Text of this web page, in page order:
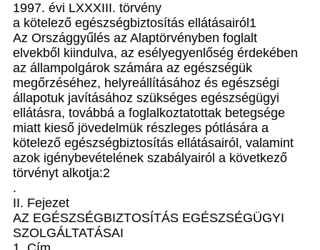
1997. évi LXXXIII. törvény
a kötelező egészségbiztosítás ellátásairól1
Az Országgyűlés az Alaptörvényben foglalt
elvekből kiindulva, az esélyegyenlőség érdekében
az állampolgárok számára az egészségük
megőrzéséhez, helyreállításához és egészségi
állapotuk javításához szükséges egészségügyi
ellátásra, továbbá a foglalkoztatottak betegsége
miatt kieső jövedelmük részleges pótlására a
kötelező egészségbiztosítás ellátásairól, valamint
azok igénybevételének szabályairól a következő
törvényt alkotja:2
.
II. Fejezet
AZ EGÉSZSÉGBIZTOSÍTÁS EGÉSZSÉGÜGYI
SZOLGÁLTATÁSAI